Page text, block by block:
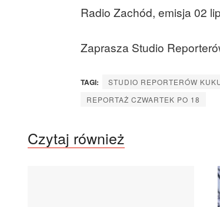
Radio Zachód, emisja 02
Zaprasza Studio
TAGI: STUDIO REPORTERÓW
REPORTAŻ CZWARTEK PO 18
Czytaj również